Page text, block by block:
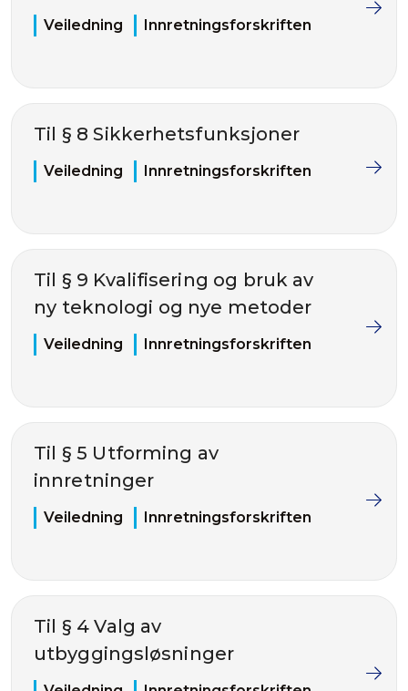
Veiledning Innretningsforskriften
Til § 8 Sikkerhetsfunksjoner
Veiledning Innretningsforskriften
Til § 9 Kvalifisering og bruk av
ny teknologi og nye metoder
Veiledning Innretningsforskriften
Til § 5 Utforming av
innretninger
Veiledning Innretningsforskriften
Til § 4 Valg av
utbyggingsløsninger